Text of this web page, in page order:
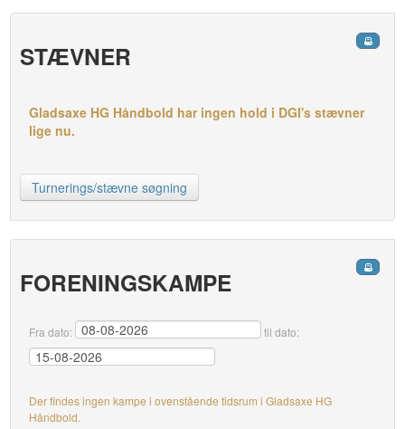
STÆVNER
Gladsaxe HG Håndbold har ingen hold i DGI's stævner
lige nu.
Turnerings/stævne søgning
FORENINGSKAMPE
Fra dato: til dato:
Der findes ingen kampe i ovenstående tidsrum i Gladsaxe HG
Håndbold.